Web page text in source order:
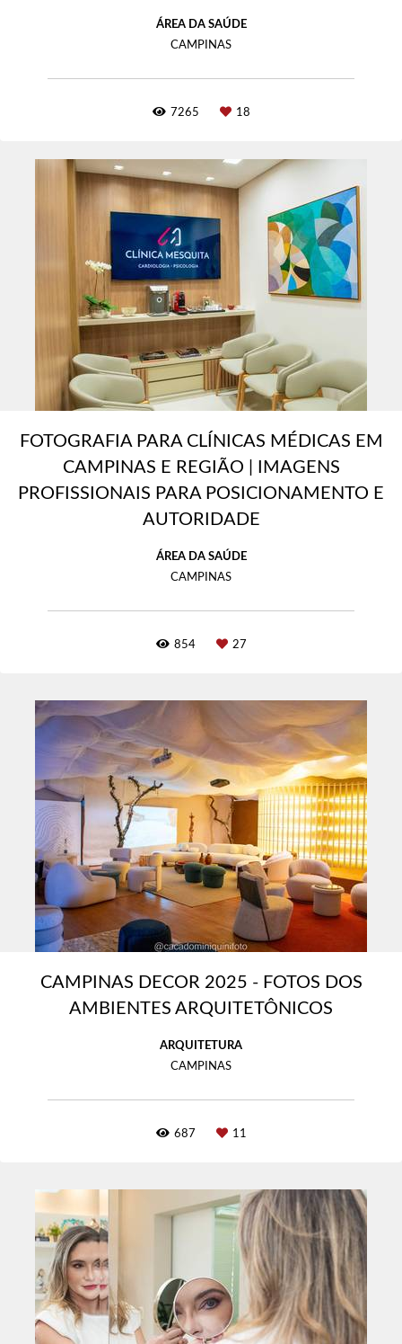
ÁREA DA SAÚDE
CAMPINAS
7265 18
FOTOGRAFIA PARA CLÍNICAS MÉDICAS EM
CAMPINAS E REGIÃO | IMAGENS
PROFISSIONAIS PARA POSICIONAMENTO E
AUTORIDADE
ÁREA DA SAÚDE
CAMPINAS
854 27
CAMPINAS DECOR 2025 - FOTOS DOS
AMBIENTES ARQUITETÔNICOS
ARQUITETURA
CAMPINAS
687 11